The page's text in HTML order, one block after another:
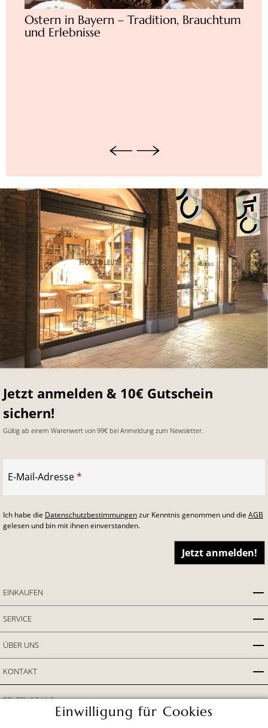
Ostern in Bayern – Tradition, Brauchtum
und Erlebnisse
Jetzt anmelden & 10€ Gutschein
sichern!
Gültig ab einem Warenwert von 99€ bei Anmeldung zum Newsletter.
E-Mail-Adresse*
Ich habe die Datenschutzbestimmungenzur Kenntnis genommen und die AGB
gelesen und bin mit ihnen einverstanden.
Jetzt anmelden!
EINKAUFEN
SERVICE
ÜBER UNS
KONTAKT
FOLGEN SIE UNS
Einwilligung für Cookies